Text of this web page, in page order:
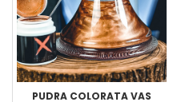
PUDRA COLORATA VAS